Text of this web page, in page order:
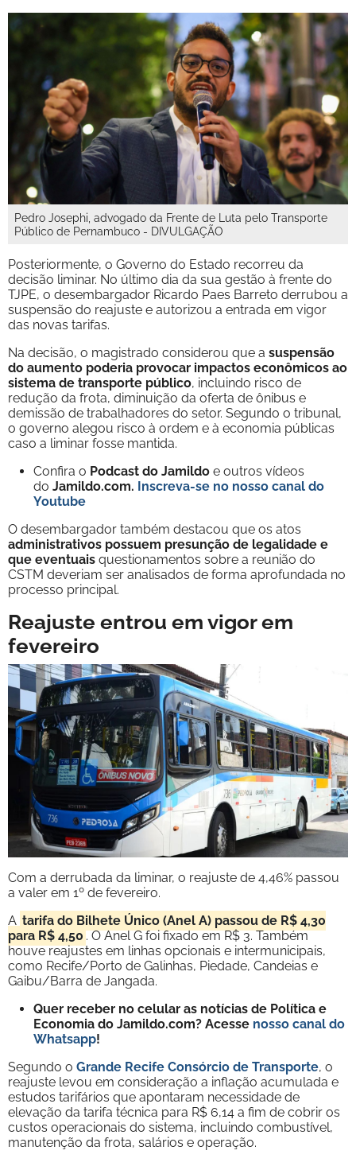
Pedro Josephi, advogado da Frente de Luta pelo Transporte
Público de Pernambuco - DIVULGAÇÃO
Posteriormente, o Governo do Estado recorreu da
decisão liminar. No último dia da sua gestão à frente do
TJPE, o desembargador Ricardo Paes Barreto derrubou a
suspensão do reajuste e autorizou a entrada em vigor
das novas tarifas.
Na decisão, o magistrado considerou que a suspensão
do aumento poderia provocar impactos econômicos ao
sistema de transporte público, incluindo risco de
redução da frota, diminuição da oferta de ônibus e
demissão de trabalhadores do setor. Segundo o tribunal,
o governo alegou risco à ordem e à economia públicas
caso a liminar fosse mantida.
Confira o Podcast do Jamildo e outros vídeos
do Jamildo.com. Inscreva-se no nosso canal do
Youtube
O desembargador também destacou que os atos
administrativos possuem presunção de legalidade e
que eventuais questionamentos sobre a reunião do
CSTM deveriam ser analisados de forma aprofundada no
processo principal.
Reajuste entrou em vigor em
fevereiro
Com a derrubada da liminar, o reajuste de 4,46% passou
a valer em 1º de fevereiro.
A tarifa do Bilhete Único (Anel A) passou de R$ 4,30
para R$ 4,50 . O Anel G foi fixado em R$ 3. Também
houve reajustes em linhas opcionais e intermunicipais,
como Recife/Porto de Galinhas, Piedade, Candeias e
Gaibu/Barra de Jangada.
Quer receber no celular as notícias de Política e
Economia do Jamildo.com? Acesse nosso canal do
Whatsapp!
Segundo o Grande Recife Consórcio de Transporte, o
reajuste levou em consideração a inflação acumulada e
estudos tarifários que apontaram necessidade de
elevação da tarifa técnica para R$ 6,14 a fim de cobrir os
custos operacionais do sistema, incluindo combustível,
manutenção da frota, salários e operação.